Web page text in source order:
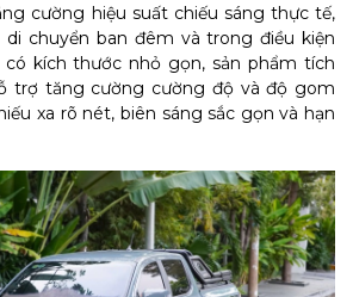
cường hiệu suất chiếu sáng thực tế,
chuyển ban đêm và trong điều kiện
kích thước nhỏ gọn, sản phẩm tích
trợ tăng cường cường độ và độ gom
xa rõ nét, biên sáng sắc gọn và hạn